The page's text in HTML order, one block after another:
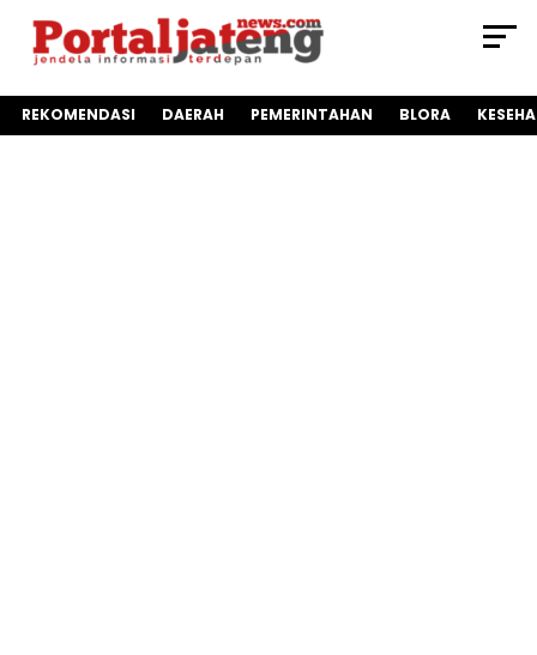
REKOMENDASI DAERAH PEMERINTAHAN BLORA